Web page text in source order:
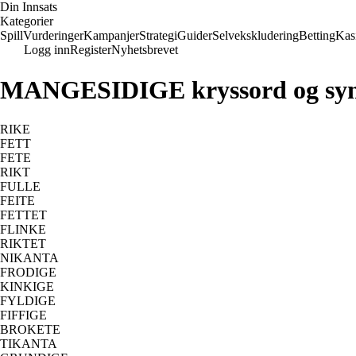
Din Innsats
Kategorier
SpillVurderingerKampanjerStrategiGuiderSelvekskluderingBetting
Logg innRegisterNyhetsbrevet
MANGESIDIGE kryssord og
RIKE
FETT
FETE
RIKT
FULLE
FEITE
FETTET
FLINKE
RIKTET
NIKANTA
FRODIGE
KINKIGE
FYLDIGE
FIFFIGE
BROKETE
TIKANTA